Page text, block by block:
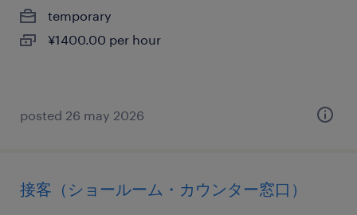
temporary
¥1400.00 per hour
posted 26 may 2026
接客（ショールーム・カウンター窓口）